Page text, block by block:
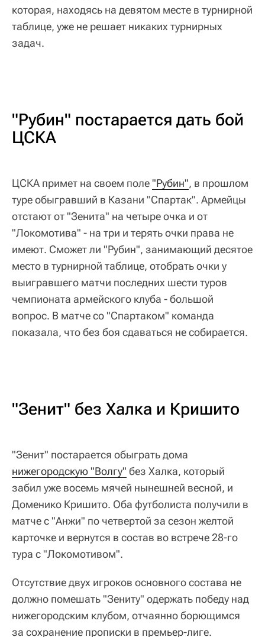
которая, находясь на девятом месте в турнирной
таблице, уже не решает никаких турнирных
задач.
"Рубин" постарается дать бой
ЦСКА
ЦСКА примет на своем поле"Рубин", в прошлом
туре обыгравший в Казани "Спартак". Армейцы
отстают от "Зенита" на четыре очка и от
"Локомотива" - на три и терять очки права не
имеют. Сможет ли "Рубин", занимающий десятое
место в турнирной таблице, отобрать очки у
выигравшего матчи последних шести туров
чемпионата армейского клуба - большой
вопрос. В матче со "Спартаком" команда
показала, что без боя сдаваться не собирается.
"Зенит" без Халка и Кришито
"Зенит" постарается обыграть дома
нижегородскую "Волгу" без Халка, который
забил уже восемь мячей нынешней весной, и
Доменико Кришито. Оба футболиста получили в
матче с "Анжи" по четвертой за сезон желтой
карточке и вернутся в состав во встрече 28-го
тура с "Локомотивом".
Отсутствие двух игроков основного состава не
должно помешать "Зениту" одержать победу над
нижегородским клубом, отчаянно борющимся
за сохранение прописки в премьер-лиге.